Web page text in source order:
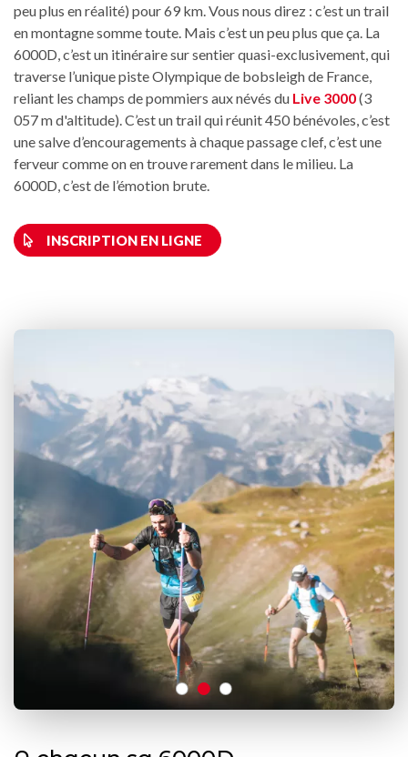
peu plus en réalité) pour 69 km. Vous nous direz : c’est un trail
en montagne somme toute. Mais c’est un peu plus que ça. La
6000D, c’est un itinéraire sur sentier quasi-exclusivement, qui
traverse l’unique piste Olympique de bobsleigh de France,
reliant les champs de pommiers aux névés du Live 3000(3
057 m d'altitude). C’est un trail qui réunit 450 bénévoles, c’est
une salve d’encouragements à chaque passage clef, c’est une
ferveur comme on en trouve rarement dans le milieu. La
6000D, c’est de l’émotion brute.
INSCRIPTION EN LIGNE